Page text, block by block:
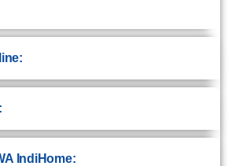
IndiHome: